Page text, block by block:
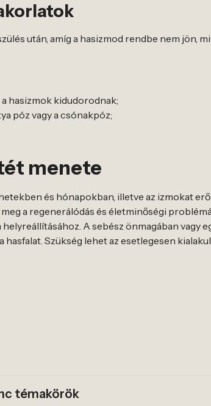
után, amíg a hasizmod rendbe nem jön,
hasizmok kidudorodnak;
póz vagy a csónakpóz;
menete
és hónapokban, illetve az izmokat
a regenerálódás és életminőségi
A sebész önmagában vagy
Szükség lehet az esetlegesen
témakörök